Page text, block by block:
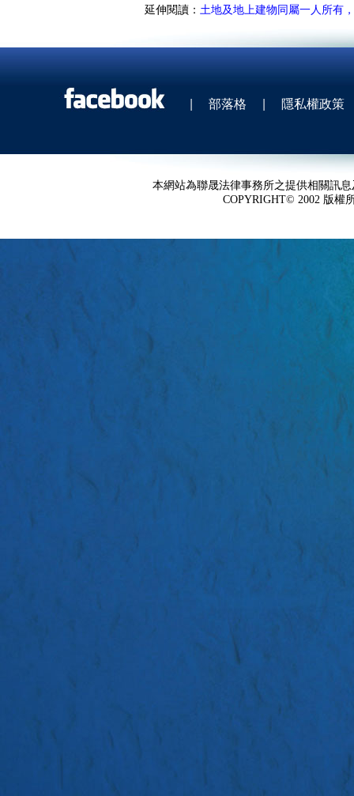
延伸閱讀： 土地及地上建物同屬一人所有
| 部落格 | 隱私權政策
本網站為聯晟法律事務所之提供相關訊
COPYRIGHT© 2002 版權